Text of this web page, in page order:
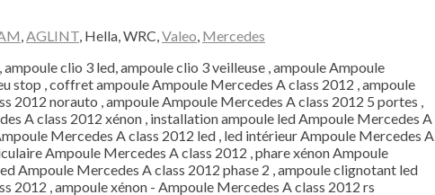
,AGLINT, Hella, WRC,Valeo, Mercedes
clio 3 led, ampoule clio 3 veilleuse , ampoule Ampoule
stop , coffret ampoule Ampoule Mercedes A class 2012 , ampoule
2012 norauto , ampoule Ampoule Mercedes A class 2012 5 portes ,
A class 2012 xénon , installation ampoule led Ampoule Mercedes A
Mercedes A class 2012 led , led intérieur Ampoule Mercedes A
Ampoule Mercedes A class 2012 , phare xénon Ampoule
Ampoule Mercedes A class 2012 phase 2 , ampoule clignotant led
2012 , ampoule xénon - Ampoule Mercedes A class 2012 rs